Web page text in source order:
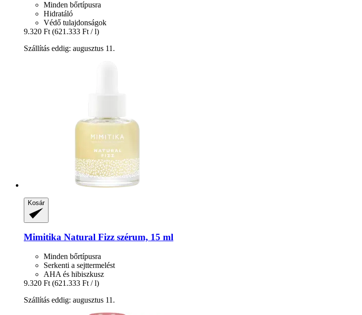
Minden bőrtípusra
Hidratáló
Védő tulajdonságok
9.320 Ft (621.333 Ft / l)
Szállítás eddig: augusztus 11.
Kosár
Mimitika Natural Fizz szérum, 15 ml
Minden bőrtípusra
Serkenti a sejttermelést
AHA és hibiszkusz
9.320 Ft (621.333 Ft / l)
Szállítás eddig: augusztus 11.